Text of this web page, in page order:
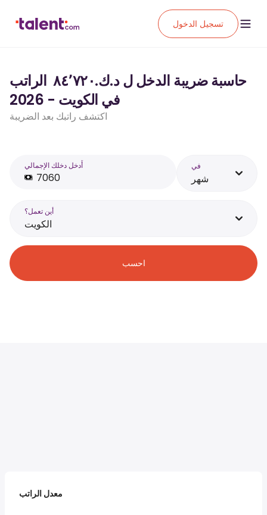
تسجيل الدخول
حاسبة ضريبة الدخل ل د.ك.‏٨٤٬٧٢٠ ‏ الراتب
في الكويت - 2026
اكتشف راتبك بعد الضريبة
أَدخل دخلك الإجمالي في
شهر
أين تعمل؟
الكويت
احسب
معدل الراتب